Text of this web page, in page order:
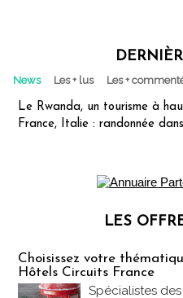
News Les + lus Les +
Le Rwanda, un tourisme à
France, Italie : randonnée
LES
Choisissez votre
Hôtels Circuits France
Spécialistes